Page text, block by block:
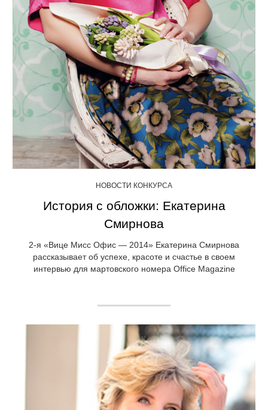
НОВОСТИ КОНКУРСА
История с обложки: Екатерина
Смирнова
2-я «Вице Мисс Офис — 2014» Екатерина Смирнова
рассказывает об успехе, красоте и счастье в своем
интервью для мартовского номера Office Magazine